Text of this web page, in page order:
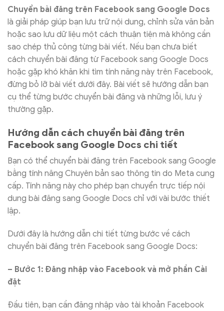
Chuyển bài đăng trên Facebook sang Google Docs
là giải pháp giúp bạn lưu trữ nội dung, chỉnh sửa văn bản
hoặc sao lưu dữ liệu một cách thuận tiện mà không cần
sao chép thủ công từng bài viết. Nếu bạn chưa biết
cách chuyển bài đăng từ Facebook sang Google Docs
hoặc gặp khó khăn khi tìm tính năng này trên Facebook,
đừng bỏ lỡ bài viết dưới đây. Bài viết sẽ hướng dẫn bạn
cụ thể từng bước chuyển bài đăng và những lỗi, lưu ý
thường gặp.
Hướng dẫn cách chuyển bài đăng trên
Facebook sang Google Docs chi tiết
Bạn có thể chuyển bài đăng trên Facebook sang Google
bằng tính năng Chuyên bản sao thông tin do Meta cung
cấp. Tính năng này cho phép bạn chuyển trực tiếp nội
dung bài đăng sang Google Docs chỉ với vài bước thiết
lập.
Dưới đây là hướng dẫn chi tiết từng bước về cách
chuyển bài đăng trên Facebook sang Google Docs:
– Bước 1: Đăng nhập vào Facebook và mở phần Cài
đặt
Đầu tiên, bạn cần đăng nhập vào tài khoản Facebook